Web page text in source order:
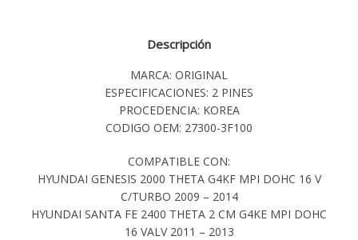
Descripción
MARCA: ORIGINAL
ESPECIFICACIONES: 2 PINES
PROCEDENCIA: KOREA
CODIGO OEM: 27300-3F100
COMPATIBLE CON:
HYUNDAI GENESIS 2000 THETA G4KF MPI DOHC 16 V
C/TURBO 2009 – 2014
HYUNDAI SANTA FE 2400 THETA 2 CM G4KE MPI DOHC
16 VALV 2011 – 2013